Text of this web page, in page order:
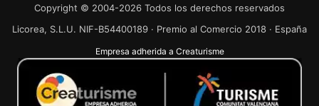
Copyright © 2004-2026 Todos los derechos reservados
Licorea, S.L.U. NIF-B54400189 · Premio al Comercio 2018 · España
Empresa adherida a Creaturisme